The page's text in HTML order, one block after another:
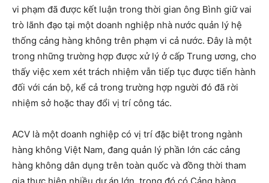
vi phạm đã được kết luận trong thời gian ông Bình giữ vai
trò lãnh đạo tại một doanh nghiệp nhà nước quản lý hệ
thống cảng hàng không trên phạm vi cả nước. Đây là một
trong những trường hợp được xử lý ở cấp Trung ương, cho
thấy việc xem xét trách nhiệm vẫn tiếp tục được tiến hành
đối với cán bộ, kể cả trong trường hợp người đó đã rời
nhiệm sở hoặc thay đổi vị trí công tác.
ACV là một doanh nghiệp có vị trí đặc biệt trong ngành
hàng không Việt Nam, đang quản lý phần lớn các cảng
hàng không dân dụng trên toàn quốc và đồng thời tham
gia thực hiện nhiều dự án lớn, trong đó có Cảng hàng